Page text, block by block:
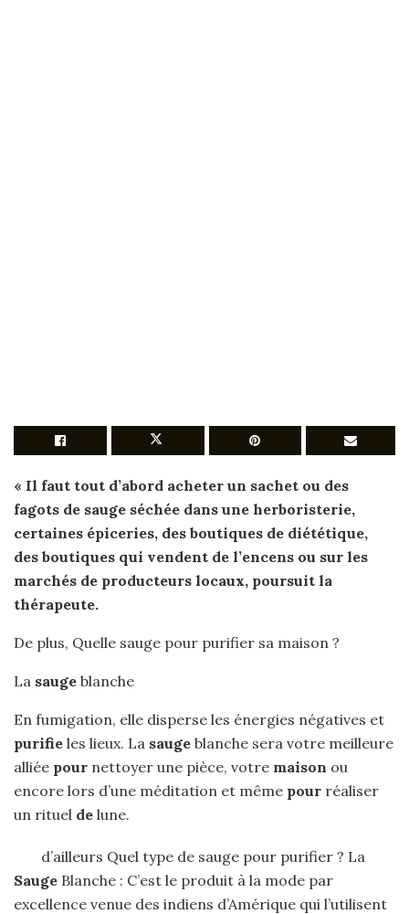
« Il faut tout d’abord acheter un sachet ou des
fagots de sauge séchée dans une herboristerie,
certaines épiceries, des boutiques de diététique,
des boutiques qui vendent de l’encens ou sur les
marchés de producteurs locaux, poursuit la
thérapeute.
De plus, Quelle sauge pour purifier sa maison ?
La sauge blanche
En fumigation, elle disperse les énergies négatives et
purifie les lieux. La sauge blanche sera votre meilleure
alliée pour nettoyer une pièce, votre maison ou
encore lors d’une méditation et même pour réaliser
un rituel de lune.
d’ailleurs Quel type de sauge pour purifier ? La
Sauge Blanche : C’est le produit à la mode par
excellence venue des indiens d’Amérique qui l’utilisent